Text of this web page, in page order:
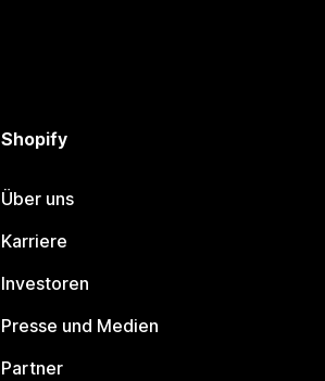
Shopify
Über uns
Karriere
Investoren
Presse und Medien
Partner